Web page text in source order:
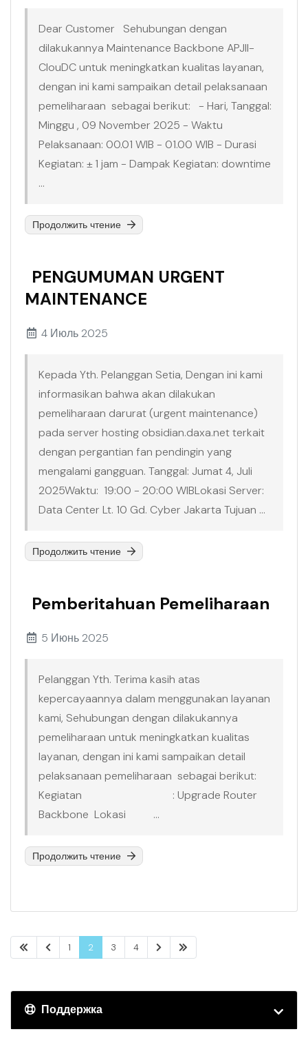
Dear Customer Sehubungan dengan
dilakukannya Maintenance Backbone APJII-
ClouDC untuk meningkatkan kualitas layanan,
dengan ini kami sampaikan detail pelaksanaan
pemeliharaan sebagai berikut: - Hari, Tanggal:
Minggu , 09 November 2025 - Waktu
Pelaksanaan: 00.01 WIB - 01.00 WIB - Durasi
Kegiatan: ± 1 jam - Dampak Kegiatan: downtime
...
Продолжить чтение
PENGUMUMAN URGENT
MAINTENANCE
4 Июль 2025
Kepada Yth. Pelanggan Setia, Dengan ini kami
informasikan bahwa akan dilakukan
pemeliharaan darurat (urgent maintenance)
pada server hosting obsidian.daxa.net terkait
dengan pergantian fan pendingin yang
mengalami gangguan. Tanggal: Jumat 4, Juli
2025Waktu: 19:00 - 20:00 WIBLokasi Server:
Data Center Lt. 10 Gd. Cyber Jakarta Tujuan ...
Продолжить чтение
Pemberitahuan Pemeliharaan
5 Июнь 2025
Pelanggan Yth. Terima kasih atas
kepercayaannya dalam menggunakan layanan
kami, Sehubungan dengan dilakukannya
pemeliharaan untuk meningkatkan kualitas
layanan, dengan ini kami sampaikan detail
pelaksanaan pemeliharaan sebagai berikut:
Kegiatan : Upgrade Router
Backbone Lokasi ...
Продолжить чтение
1 2 3 4
Поддержка